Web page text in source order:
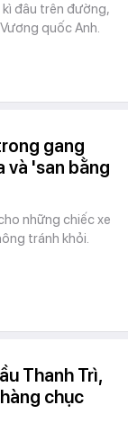
đâu trên đường,
quốc Anh.
gang
và 'san bằng
những chiếc xe
tránh khỏi.
Thanh Trì,
chục